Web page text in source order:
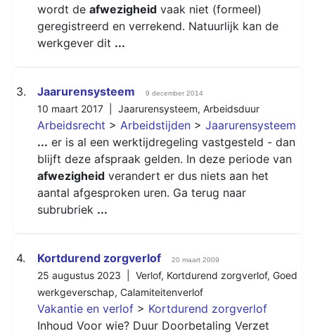
wordt de afwezigheid vaak niet (formeel)
geregistreerd en verrekend. Natuurlijk kan de
werkgever dit ...
3. Jaarurensysteem 9 december 2014
10 maart 2017 | Jaarurensysteem, Arbeidsduur
Arbeidsrecht > Arbeidstijden > Jaarurensysteem
... er is al een werktijdregeling vastgesteld - dan
blijft deze afspraak gelden. In deze periode van
afwezigheid verandert er dus niets aan het
aantal afgesproken uren. Ga terug naar
subrubriek ...
4. Kortdurend zorgverlof 20 maart 2009
25 augustus 2023 | Verlof, Kortdurend zorgverlof, Goed
werkgeverschap, Calamiteitenverlof
Vakantie en verlof > Kortdurend zorgverlof
Inhoud Voor wie? Duur Doorbetaling Verzet